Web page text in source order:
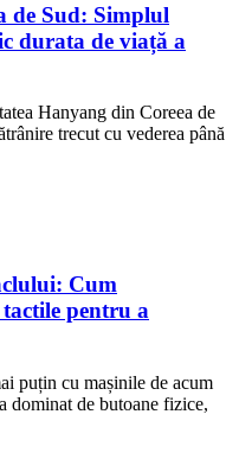
de Sud: Simplul
durata de viață a
Hanyang din Coreea de
trecut cu vederea până
Cum
pentru a
puțin cu mașinile de acum
dominat de butoane fizice,